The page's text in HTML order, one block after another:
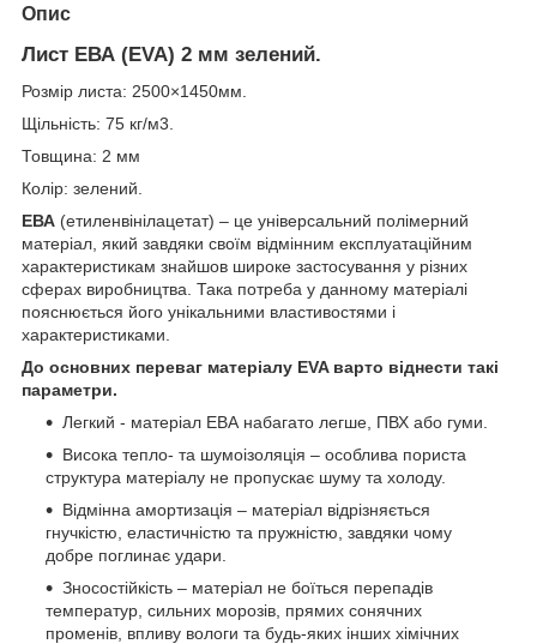
Опис
Лист ЕВА (EVA) 2 мм зелений.
Розмір листа: 2500×1450мм.
Щільність: 75 кг/м3.
Товщина: 2 мм
Колір: зелений.
ЕВА (етиленвінілацетат) – це універсальний полімерний
матеріал, який завдяки своїм відмінним експлуатаційним
характеристикам знайшов широке застосування у різних
сферах виробництва. Така потреба у данному матеріалі
пояснюється його унікальними властивостями і
характеристиками.
До основних переваг матеріалу EVA варто віднести такі
параметри.
Легкий - матеріал ЕВА набагато легше, ПВХ або гуми.
Висока тепло- та шумоізоляція – особлива пориста
структура матеріалу не пропускає шуму та холоду.
Відмінна амортизація – матеріал відрізняється
гнучкістю, еластичністю та пружністю, завдяки чому
добре поглинає удари.
Зносостійкість – матеріал не боїться перепадів
температур, сильних морозів, прямих сонячних
променів, впливу вологи та будь-яких інших хімічних